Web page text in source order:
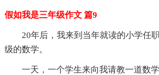
假如我是三年级作文 篇9
20年后，我来到当年就读的小学任
级的数学。
一天，一个学生来向我请教一道数